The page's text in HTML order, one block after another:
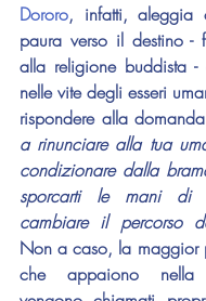
Dororo, infatti, aleggia
paura verso il destino -
alla religione buddista -
nelle vite degli esseri
rispondere alla
a rinunciare alla tua
condizionare dalla
sporcarti le mani di
cambiare il percorso
Non a caso, la maggior
che appaiono nella